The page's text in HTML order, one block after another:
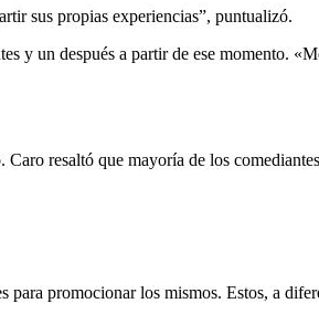
sus propias experiencias”, puntualizó.
y un después a partir de ese momento.
resaltó que mayoría de los
promocionar los mismos. Estos, a